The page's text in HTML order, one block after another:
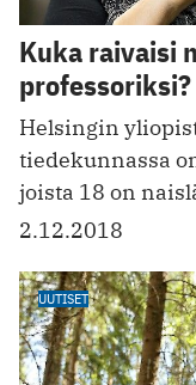
Kuka raivaisi
professoriksi?
Helsingin
tiedekunnassa
joista 18 on
2.12.2018
UUTISET